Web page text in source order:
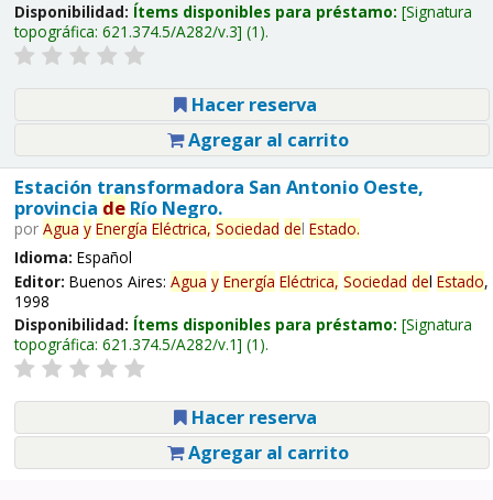
Disponibilidad: Ítems disponibles para préstamo: Signatura
topográfica: 621.374.5/A282/v.3 (1).
Hacer reserva
Agregar al carrito
Estación transformadora San Antonio Oeste,
provincia deRío Negro.
por Agua y Energía Eléctrica, Sociedad del Estado.
Idioma: Español
Editor: Buenos Aires: Agua y Energía Eléctrica, Sociedad del Estado,
1998
Disponibilidad: Ítems disponibles para préstamo: Signatura
topográfica: 621.374.5/A282/v.1 (1).
Hacer reserva
Agregar al carrito